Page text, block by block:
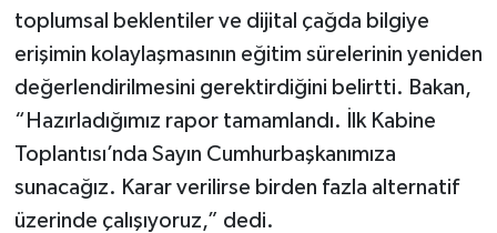
toplumsal beklentiler ve dijital çağda bilgiye
erişimin kolaylaşmasının eğitim sürelerinin yeniden
değerlendirilmesini gerektirdiğini belirtti. Bakan,
“Hazırladığımız rapor tamamlandı. İlk Kabine
Toplantısı’nda Sayın Cumhurbaşkanımıza
sunacağız. Karar verilirse birden fazla alternatif
üzerinde çalışıyoruz,” dedi.